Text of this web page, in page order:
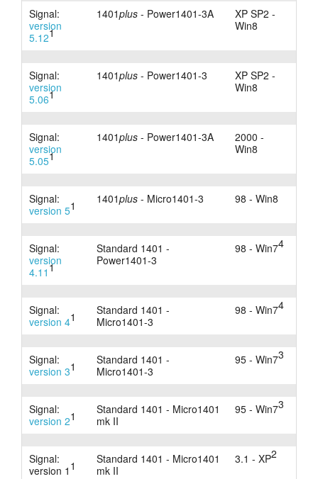
Signal:
version
5.121
1401plus - Power1401-3A
XP SP2 -
Win8
Signal:
version
5.061
1401plus - Power1401-3
XP SP2 -
Win8
Signal:
version
5.051
1401plus - Power1401-3A
2000 -
Win8
Signal:
version 51 1401plus - Micro1401-3 98 - Win8
Signal:
version
4.111
Standard 1401 -
Power1401-3
98 - Win74
Signal:
version 41
Standard 1401 -
Micro1401-3
98 - Win74
Signal:
version 31
Standard 1401 -
Micro1401-3
95 - Win73
Signal:
version 21
Standard 1401 - Micro1401
mk II
95 - Win73
Signal:
version 1 1
Standard 1401 - Micro1401
mk II
3.1 - XP2